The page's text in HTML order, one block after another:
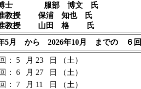
服部 博文 氏
授
保浦 知也 氏
授 山田 格 氏
5月 から 2026年10月 までの ６回
： 5 月 23 日
（土）
：
6 月 27 日
（土）
：
7 月 11 日
（土）